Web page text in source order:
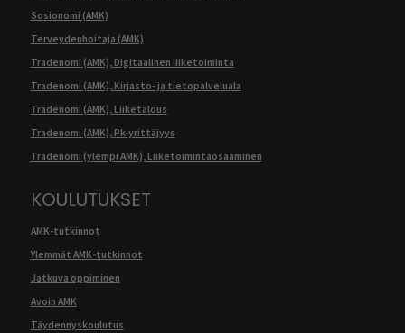
Sosionomi (AMK)
Terveydenhoitaja (AMK)
Tradenomi (AMK), Digitaalinen liiketoiminta
Tradenomi (AMK), Kirjasto- ja tietopalveluala
Tradenomi (AMK), Liiketalous
Tradenomi (AMK), Pk-yrittäjyys
Tradenomi (ylempi AMK), Liiketoimintaosaaminen
KOULUTUKSET
AMK-tutkinnot
Ylemmät AMK-tutkinnot
Jatkuva oppiminen
Avoin AMK
Täydennyskoulutus